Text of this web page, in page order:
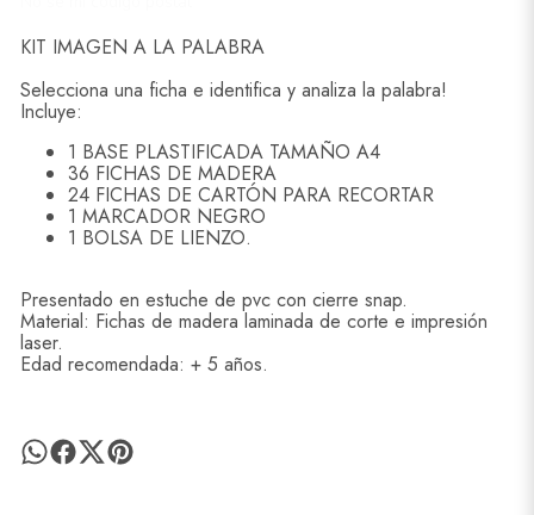
KIT IMAGEN A LA PALABRA
Selecciona una ficha e identifica y analiza la palabra!
Incluye:
1 BASE PLASTIFICADA TAMAÑO A4
36 FICHAS DE MADERA
24 FICHAS DE CARTÓN PARA RECORTAR
1 MARCADOR NEGRO
1 BOLSA DE LIENZO.
Presentado en estuche de pvc con cierre snap.
Material: Fichas de madera laminada de corte e impresión
laser.
Edad recomendada: + 5 años.